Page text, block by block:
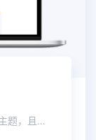
CeoNova-Pro主题是一款高端产品官网主题，且强大、轻量、大气！